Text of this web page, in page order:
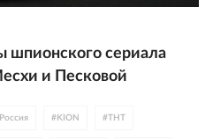
шпионского сериала
и Песковой
Россия # KION #ТНТ